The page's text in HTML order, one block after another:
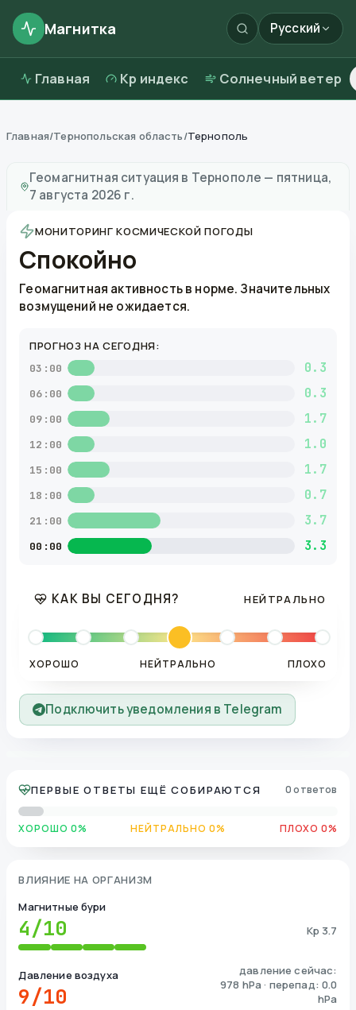
Магнитка Русский
Главная Kp индекс Солнечный ветер
Главная/Тернопольская область/Тернополь
Геомагнитная ситуация в Тернополе — пятница,
7 августа 2026 г.
МОНИТОРИНГ КОСМИЧЕСКОЙ ПОГОДЫ
Спокойно
Геомагнитная активность в норме. Значительных
возмущений не ожидается.
ПРОГНОЗ НА СЕГОДНЯ:
03:00 0.3
06:00 0.3
09:00 1.7
12:00 1.0
15:00 1.7
18:00 0.7
21:00 3.7
00:00 3.3
КАК ВЫ СЕГОДНЯ? НЕЙТРАЛЬНО
ХОРОШО НЕЙТРАЛЬНО ПЛОХО
Подключить уведомления в Telegram
ПЕРВЫЕ ОТВЕТЫ ЕЩЁ СОБИРАЮТСЯ 0 ответов
ХОРОШО 0% НЕЙТРАЛЬНО 0% ПЛОХО 0%
ВЛИЯНИЕ НА ОРГАНИЗМ
Магнитные бури
4/10 Kp 3.7
Давление воздуха
9/10
давление сейчас:
978 hPa · перепад: 0.0
hPa